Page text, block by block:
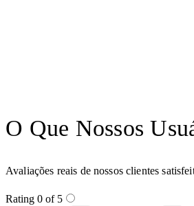
O Que Nossos
Avaliações reais de nossos clientes
Rating 0 of 5